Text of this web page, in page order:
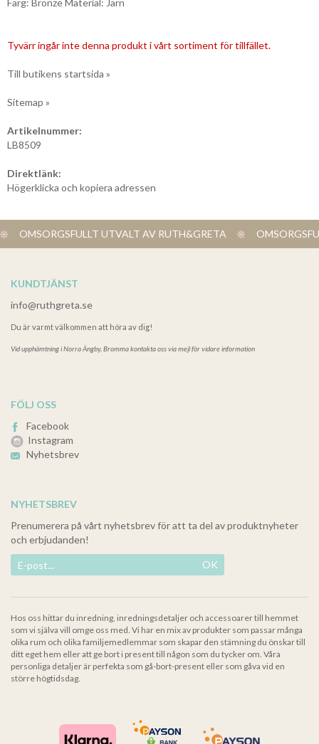
Färg: Bronze Material: Järn
Tyvärr ingår inte denna produkt i vårt sortiment för tillfället.
Till butikens startsida »
Sitemap »
Artikelnummer:
LB8509
Direktlänk:
Högerklicka och kopiera adressen
OMSORGSFULLT UTVALT AV RUTH&GRETA
KUNDTJÄNST
info@ruthgreta.se
Du är varmt välkommen att höra av dig!
Vid upphämtning iNorra Ängby, Bromma kontakta oss via mejl för vidare information
FÖLJ OSS
Facebook
Instagram
Nyhetsbrev
NYHETSBREV
Prenumerera på vårt nyhetsbrev för att ta del av produktnyheter
och erbjudanden!
OK
Hos oss hittar du inredning, inredningsdetaljer och accessoarer till hemmet
som vi själva vill omge oss med. Vi har en mix av produkter som passar många
olika rum och olika familjemedlemmar som skapar den stämning du önskar till
ditt eget hem eller att ge bort i present till någon som du tycker om. Våra
personliga detaljer är perfekta som gå-bort-present eller som gåva vid en
större högtidsdag.